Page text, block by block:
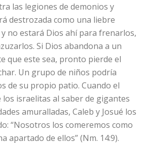
las legiones de demonios y
destrozada como una liebre
no estará Dios ahí para frenarlos,
Si Dios abandona a un
que este sea, pronto pierde el
Un grupo de niños podría
de su propio patio. Cuando el
israelitas al saber de gigantes
amuralladas, Caleb y Josué los
“Nosotros los comeremos como
apartado de ellos” (Nm. 14:9).